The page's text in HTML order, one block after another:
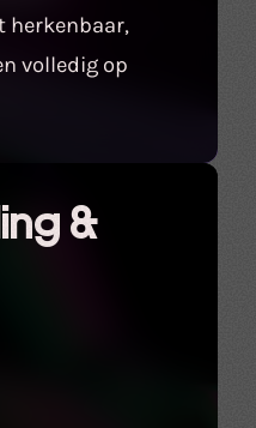
herkenbaar,
volledig op
&